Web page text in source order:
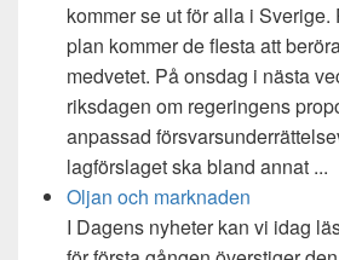
kommer se ut för alla i
plan kommer de flesta att
medvetet. På onsdag i nästa
riksdagen om regeringens
anpassad
lagförslaget ska bland annat ...
Oljan och marknaden
I Dagens nyheter kan vi idag